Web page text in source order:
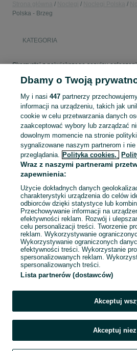
Polska - Brzeg
KATEGORIA
Mapa miejscowości
Mapa ministron
Popularne wyszukiwania
Dbamy o Twoją
My i nasi447 partnerzy
informacji na urządzeniu, takich jak
cookie w celu przetwarzania danych
zaakceptować wybory lub zarządzać
dowolnym momencie na stronie
sygnalizowane naszym partnerom i nie
przeglądania. Polityka cookies,
Wraz z naszymi partnerami
zapewnienia:
Użycie dokładnych danych
charakterystyki urządzenia do celów
odbiorców dzięki statystyce lub
Przechowywanie informacji na
efektywności reklam. Rozwój i
celu personalizacji treści. Tworzenie
reklam. Wykorzystywanie
Wykorzystywanie ograniczonych
efektywności treści. Wykorzystanie
spersonalizowanych reklam.
spersonalizowanych treści.
Lista partnerów (dostawców)
Akceptuj
Akceptuj